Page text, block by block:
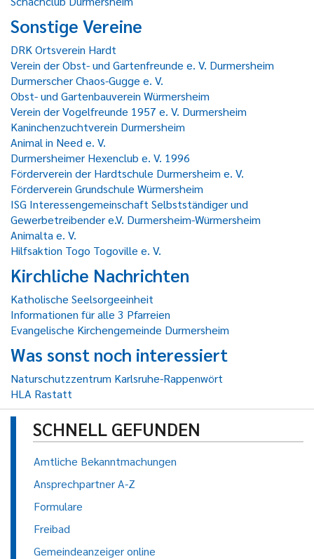
Sonstige Vereine
DRK Ortsverein Hardt
Verein der Obst- und Gartenfreunde e. V. Durmersheim
Durmerscher Chaos-Gugge e. V.
Obst- und Gartenbauverein Würmersheim
Verein der Vogelfreunde 1957 e. V. Durmersheim
Kaninchenzuchtverein Durmersheim
Animal in Need e. V.
Durmersheimer Hexenclub e. V. 1996
Förderverein der Hardtschule Durmersheim e. V.
Förderverein Grundschule Würmersheim
ISG Interessengemeinschaft Selbstständiger und
Gewerbetreibender e.V. Durmersheim-Würmersheim
Animalta e. V.
Hilfsaktion Togo Togoville e. V.
Kirchliche Nachrichten
Katholische Seelsorgeeinheit
Informationen für alle 3 Pfarreien
Evangelische Kirchengemeinde Durmersheim
Was sonst noch interessiert
Naturschutzzentrum Karlsruhe-Rappenwört
HLA Rastatt
SCHNELL GEFUNDEN
Amtliche Bekanntmachungen
Ansprechpartner A-Z
Formulare
Freibad
Gemeindeanzeiger online